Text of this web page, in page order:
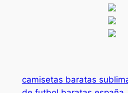
camisetas baratas